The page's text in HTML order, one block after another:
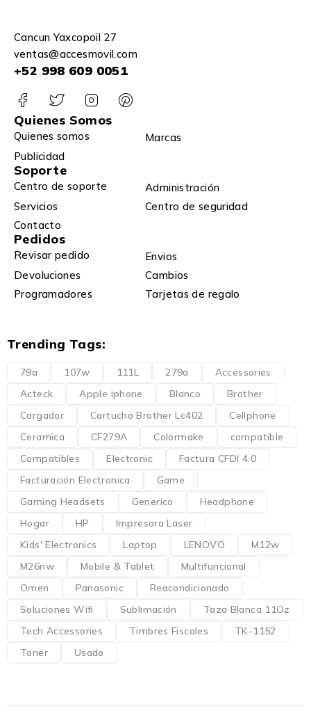
Cancun Yaxcopoil 27
ventas@accesmovil.com
+52 998 609 0051
Quienes Somos
Quienes somos
Marcas
Publicidad
Soporte
Centro de soporte
Administración
Servicios
Centro de seguridad
Contacto
Pedidos
Revisar pedido
Envios
Devoluciones
Cambios
Programadores
Tarjetas de regalo
Trending Tags:
79a 107w 111L 279a
Accessories
Acteck
Apple iphone Blanco
Brother
Cargador
Cartucho Brother Lc402
Cellphone
Ceramica
CF279A Colormake
compatible
Compatibles
Electronic
Factura CFDI 4.0
Facturación Electronica
Game
Gaming Headsets
Generico
Headphone
Hogar
HP
Impresora Laser
Kids' Electronics
Laptop LENOVO
M12w
M26nw
Mobile & Tablet
Multifuncional
Omen
Panasonic
Reacondicionado
Soluciones Wifi
Sublimación
Taza Blanca 11Oz
Tech Accessories
Timbres Fiscales
TK-1152
Toner
Usado